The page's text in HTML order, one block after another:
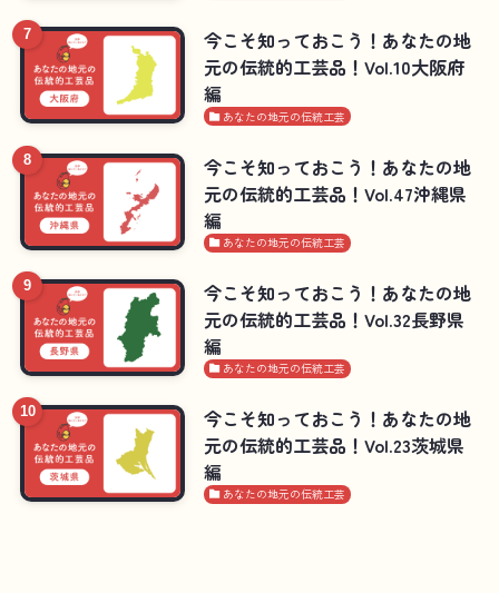
今こそ知っておこう！あなたの地
元の伝統的工芸品！Vol.10大阪府
編
あなたの地元の伝統工芸
今こそ知っておこう！あなたの地
元の伝統的工芸品！Vol.47沖縄県
編
あなたの地元の伝統工芸
今こそ知っておこう！あなたの地
元の伝統的工芸品！Vol.32長野県
編
あなたの地元の伝統工芸
今こそ知っておこう！あなたの地
元の伝統的工芸品！Vol.23茨城県
編
あなたの地元の伝統工芸